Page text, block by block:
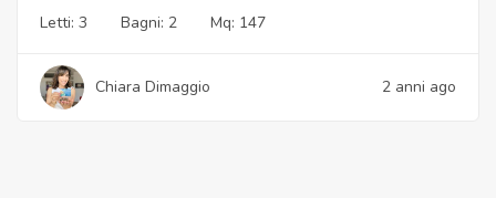
Letti: 3 Bagni: 2 Mq: 147
Chiara Dimaggio 2 anni ago